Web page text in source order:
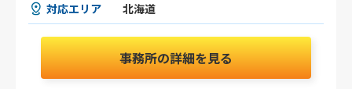
対応エリア 北海道
事務所の詳細を見る